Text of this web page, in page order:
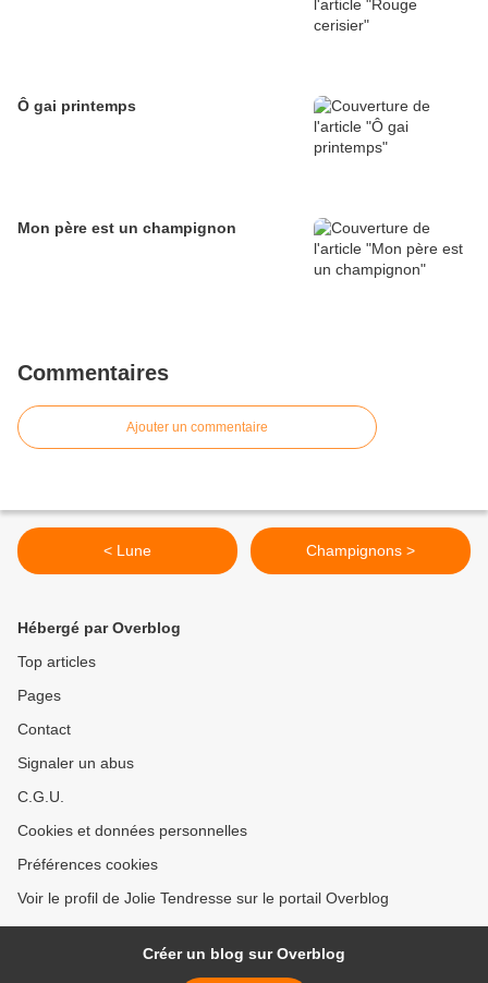
Ô gai printemps
Mon père est un champignon
Commentaires
Ajouter un commentaire
< Lune Champignons >
Hébergé par Overblog
Top articles
Pages
Contact
Signaler un abus
C.G.U.
Cookies et données personnelles
Préférences cookies
Voir le profil de Jolie Tendresse sur le portail Overblog
Créer un blog sur Overblog